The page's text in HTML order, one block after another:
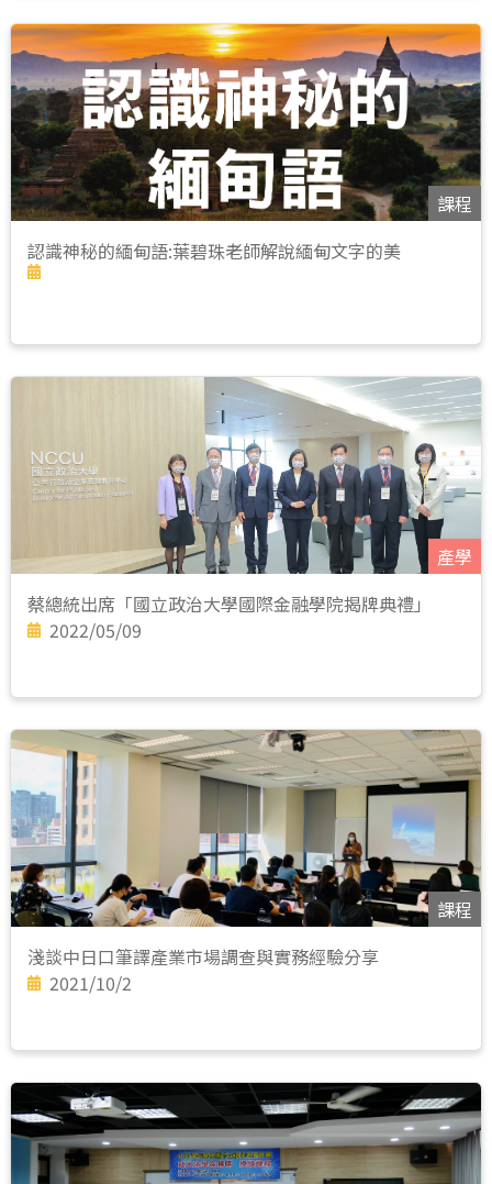
課程
認識神秘的緬甸語:葉碧珠老師解說緬甸文字的美
產學
蔡總統出席「國立政治大學國際金融學院揭牌典禮」
2022/05/09
課程
淺談中日口筆譯產業市場調查與實務經驗分享
2021/10/2